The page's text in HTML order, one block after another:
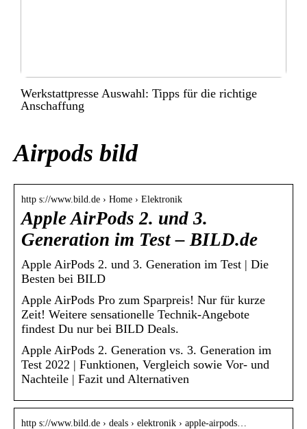
Werkstattpresse Auswahl: Tipps für die richtige
Anschaffung
Airpods bild
http s://www.bild.de › Home › Elektronik
Apple AirPods 2. und 3.
Generation im Test – BILD.de
Apple AirPods 2. und 3. Generation im Test | Die
Besten bei BILD
Apple AirPods Pro zum Sparpreis! Nur für kurze
Zeit! Weitere sensationelle Technik-Angebote
findest Du nur bei BILD Deals.
Apple AirPods 2. Generation vs. 3. Generation im
Test 2022 | Funktionen, Vergleich sowie Vor- und
Nachteile | Fazit und Alternativen
http s://www.bild.de › deals › elektronik › apple-airpods…